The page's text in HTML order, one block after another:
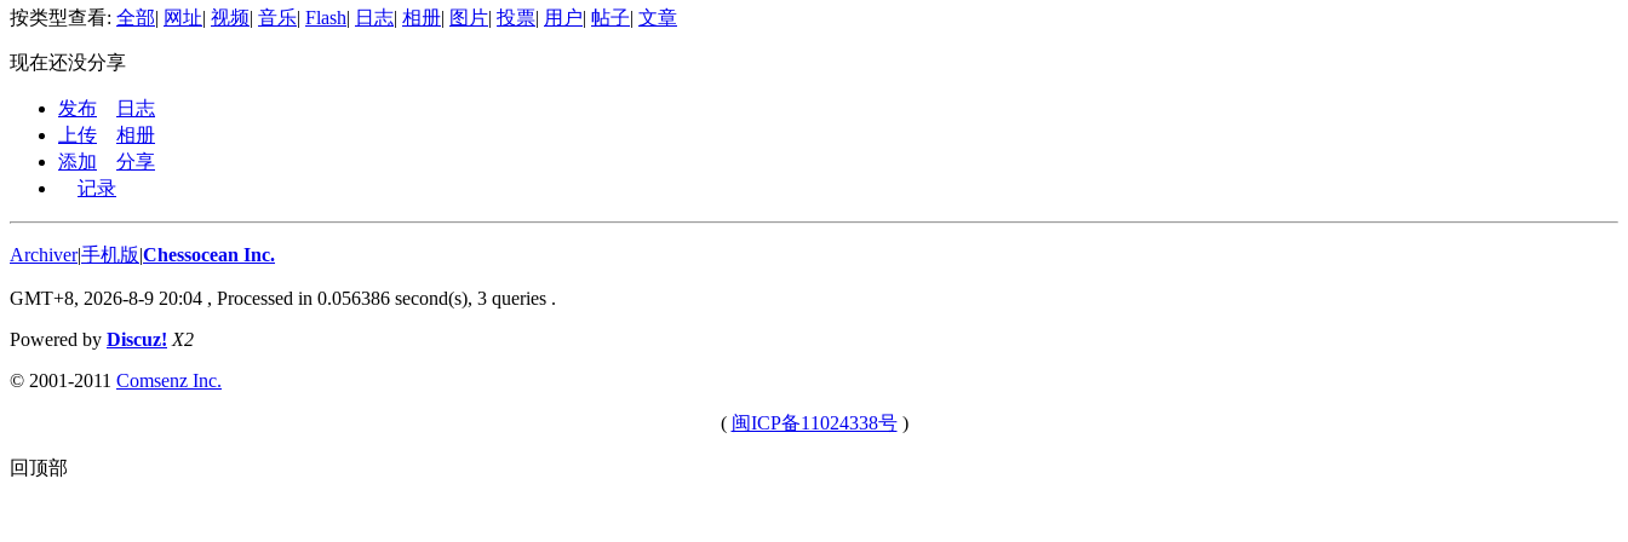
按类型查看: 全部| 网址| 视频| 音乐| Flash| 日志| 相册| 图片| 投票| 用户| 帖子| 文章
现在还没分享
发布
日志
上传
相册
添加
分享
记录
Archiver|手机版|Chessocean Inc.
GMT+8, 2026-8-9 20:04 , Processed in 0.056386 second(s), 3 queries .
Powered by Discuz! X2
© 2001-2011 Comsenz Inc.
( 闽ICP备11024338号)
回顶部